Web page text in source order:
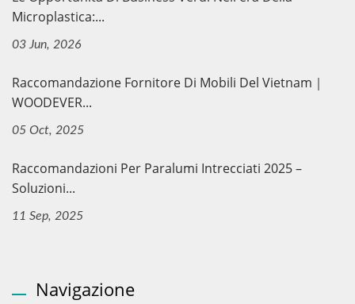
Microplastica:...
03 Jun, 2026
Raccomandazione Fornitore Di Mobili Del Vietnam｜
WOODEVER...
05 Oct, 2025
Raccomandazioni Per Paralumi Intrecciati 2025 –
Soluzioni...
11 Sep, 2025
Navigazione